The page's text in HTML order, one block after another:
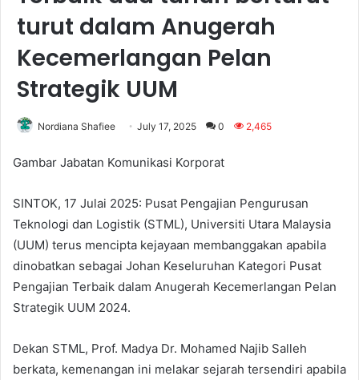
turut dalam Anugerah
Kecemerlangan Pelan
Strategik UUM
Nordiana Shafiee July 17, 2025 0 2,465
Gambar Jabatan Komunikasi Korporat
SINTOK, 17 Julai 2025: Pusat Pengajian Pengurusan
Teknologi dan Logistik (STML), Universiti Utara Malaysia
(UUM) terus mencipta kejayaan membanggakan apabila
dinobatkan sebagai Johan Keseluruhan Kategori Pusat
Pengajian Terbaik dalam Anugerah Kecemerlangan Pelan
Strategik UUM 2024.
Dekan STML, Prof. Madya Dr. Mohamed Najib Salleh
berkata, kemenangan ini melakar sejarah tersendiri apabila